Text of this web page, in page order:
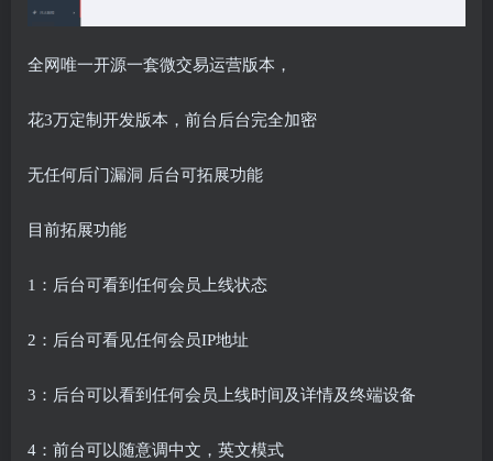
全网唯一开源一套微交易运营版本，
花3万定制开发版本，前台后台完全加密
无任何后门漏洞 后台可拓展功能
目前拓展功能
1：后台可看到任何会员上线状态
2：后台可看见任何会员IP地址
3：后台可以看到任何会员上线时间及详情及终端设备
4：前台可以随意调中文，英文模式